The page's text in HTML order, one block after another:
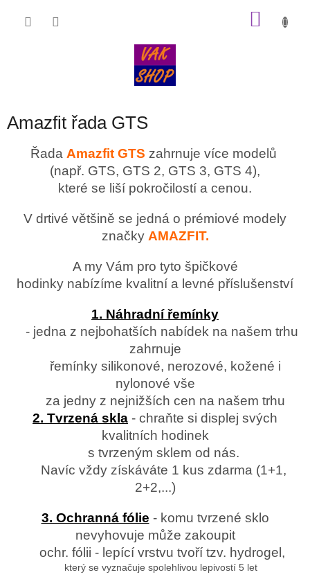
Amazfit řada GTS
Řada Amazfit GTS zahrnuje více modelů
(např. GTS, GTS 2, GTS 3, GTS 4),
které se liší pokročilostí a cenou.
V drtivé většině se jedná o prémiové modely
značky AMAZFIT.
A my Vám pro tyto špičkové
hodinky nabízíme kvalitní a levné příslušenství
1. Náhradní řemínky
- jedna z nejbohatších nabídek na našem trhu
zahrnuje
řemínky silikonové, nerozové, kožené i
nylonové vše
za jedny z nejnižších cen na našem trhu
2. Tvrzená skla - chraňte si displej svých
kvalitních hodinek
s tvrzeným sklem od nás.
Navíc vždy získáváte 1 kus zdarma (1+1,
2+2,...)
3. Ochranná fólie - komu tvrzené sklo
nevyhovuje může zakoupit
ochr. fólii - lepící vrstvu tvoří tzv. hydrogel,
který se vyznačuje spolehlivou lepivostí 5 let